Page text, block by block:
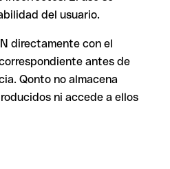
IBAN antes de una
Checker gratuito y, en caso
con el destinatario. Esta
importante con importes
comerciales.
del usuario.
directamente con el
antes de
Qonto no almacena
ni accede a ellos